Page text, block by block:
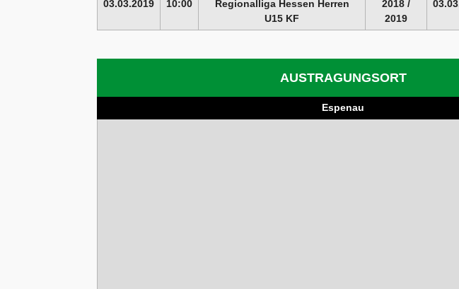
03.03.2019
10:00
Regionalliga Hessen Herren
U15 KF
2018 /
2019
AUSTRAGUNGSORT
Espenau